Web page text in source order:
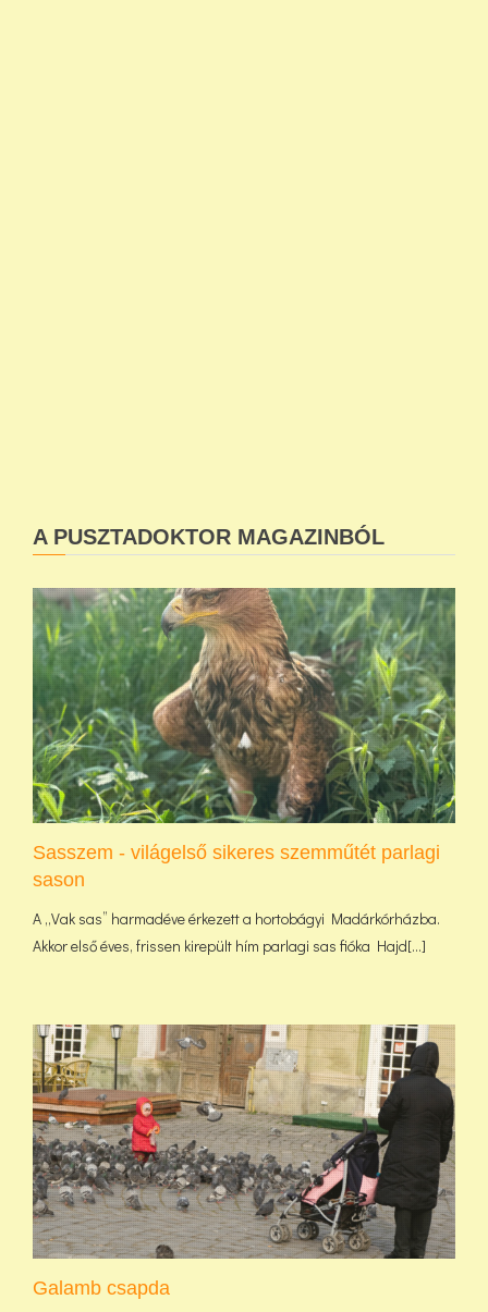
A PUSZTADOKTOR MAGAZINBÓL
Sasszem - világelső sikeres szemműtét parlagi
sason
A „Vak sas” harmadéve érkezett a hortobágyi Madárkórházba.
Akkor első éves, frissen kirepült hím parlagi sas fióka Hajd[...]
Galamb csapda